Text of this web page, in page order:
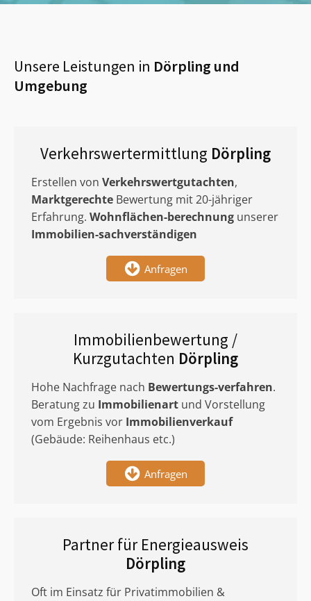
Unsere Leistungen in Dörpling und
Umgebung
Verkehrswertermittlung Dörpling
Erstellen von Verkehrswertgutachten,
Marktgerechte Bewertung mit 20-jähriger
Erfahrung. Wohnflächen-berechnung unserer
Immobilien-sachverständigen
Anfragen
Immobilienbewertung /
Kurzgutachten Dörpling
Hohe Nachfrage nach Bewertungs-verfahren.
Beratung zu Immobilienart und Vorstellung
vom Ergebnis vor Immobilienverkauf
(Gebäude: Reihenhaus etc.)
Anfragen
Partner für Energieausweis
Dörpling
Oft im Einsatz für Privatimmobilien &